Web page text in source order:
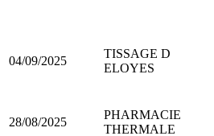
04/09/2025
TISSAGE D
ELOYES
28/08/2025
PHARMACIE
THERMALE